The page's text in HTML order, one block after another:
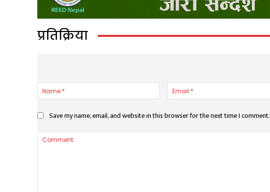
प्रतिक्रिया
Name:*
Save my name, email, and website in this browser for the next time I comment.